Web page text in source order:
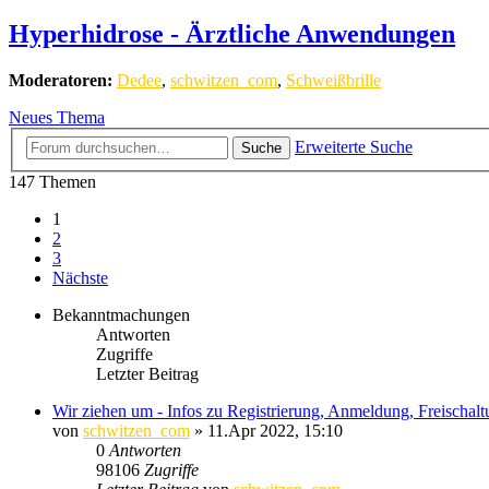
Hyperhidrose - Ärztliche Anwendungen
Moderatoren: Dedee, schwitzen_com, Schweißbrille
Neues Thema
Suche
Erweiterte Suche
147 Themen
1
2
3
Nächste
Bekanntmachungen
Antworten
Zugriffe
Letzter Beitrag
Wir ziehen um - Infos zu Registrierung, Anmeldung,
von schwitzen_com » 11.Apr 2022, 15:10
0 Antworten
98106 Zugriffe